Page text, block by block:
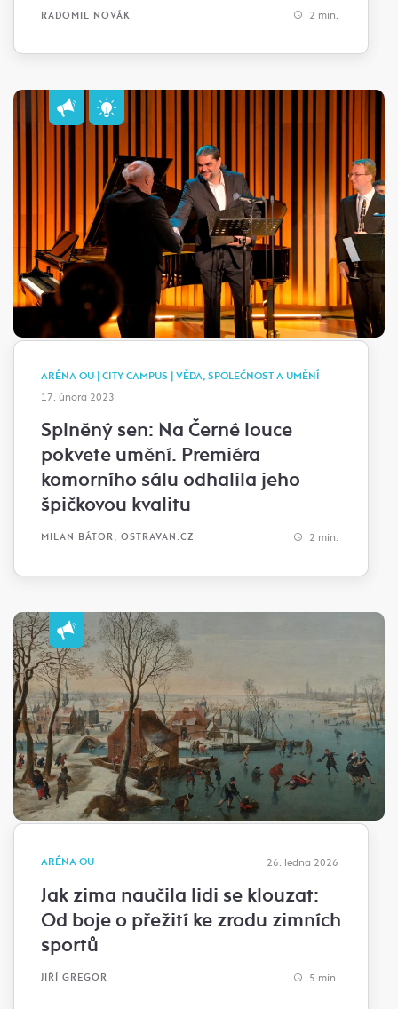
RADOMIL NOVÁK 2 min.
ARÉNA OU | CITY CAMPUS | VĚDA, SPOLEČNOST A UMĚNÍ
17. února 2023
Splněný sen: Na Černé louce
pokvete umění. Premiéra
komorního sálu odhalila jeho
špičkovou kvalitu
MILAN BÁTOR, OSTRAVAN.CZ 2 min.
ARÉNA OU 26. ledna 2026
Jak zima naučila lidi se klouzat:
Od boje o přežití ke zrodu zimních
sportů
JIŘÍ GREGOR 5 min.